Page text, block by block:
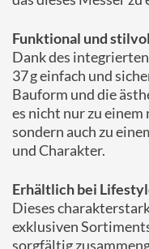
Funktional und
Dank des
37 g einfach und
Bauform und die
es nicht nur zu
sondern auch zu
und Charakter.
Erhältlich bei
Dieses
exklusiven
sorgfältig